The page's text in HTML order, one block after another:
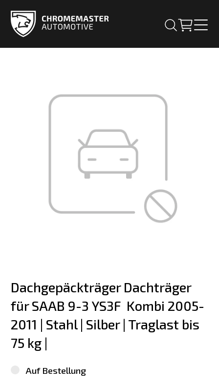
Dachgepäckträger Dachträger
für SAAB 9-3 YS3F  Kombi 2005-
2011 | Stahl | Silber | Traglast bis
75 kg |
Auf Bestellung